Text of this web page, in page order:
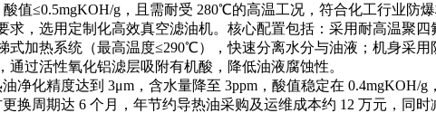
值≤0.5mgKOH/g，且需耐受 280℃的高温工况，符合化工行业防爆
求，选用定制化高效真空滤油机。核心配置包括：采用耐高温聚
式加热系统（最高温度≤290℃），快速分离水分与油液；机身采
过活性氧化铝滤层吸附有机酸，降低油液腐蚀性。
净化精度达到 3μm，含水量降至 3ppm，酸值稳定在
换周期达 6 个月，年节约导热油采购及运维成本约 12 万元，同时